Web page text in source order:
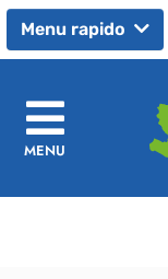
Menu rapido
MENU